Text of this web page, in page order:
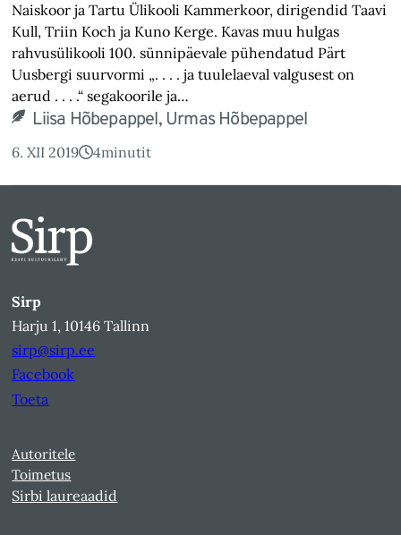
Naiskoor ja Tartu Ülikooli Kammerkoor, dirigendid Taavi
Kull, Triin Koch ja Kuno Kerge. Kavas muu hulgas
rahvusülikooli 100. sünnipäevale pühendatud Pärt
Uusbergi suurvormi „. . . . ja tuulelaeval valgusest on
aerud . . . .“ segakoorile ja…
Liisa Hõbepappel, Urmas Hõbepappel
6. XII 2019 4minutit
Sirp
Harju 1, 10146 Tallinn
sirp@sirp.ee
Facebook
Toeta
Autoritele
Toimetus
Sirbi laureaadid